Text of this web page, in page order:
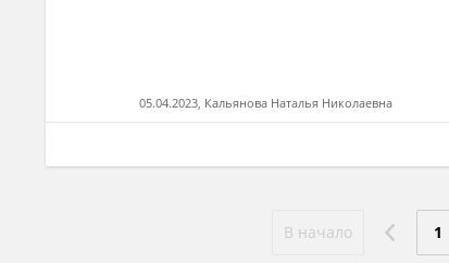
05.04.2023, Кальянова Наталья Николаевна
В начало 1